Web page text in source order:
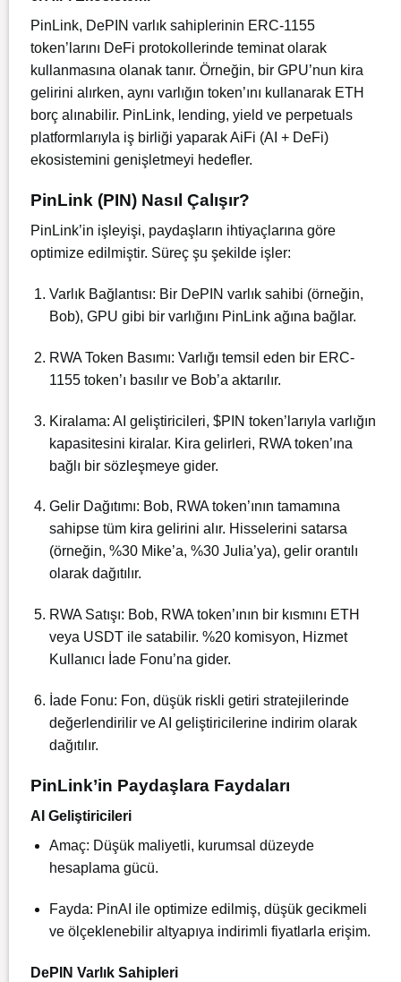
PinLink, DePIN varlık sahiplerinin ERC-1155
token’larını DeFi protokollerinde teminat olarak
kullanmasına olanak tanır. Örneğin, bir GPU’nun kira
gelirini alırken, aynı varlığın token’ını kullanarak ETH
borç alınabilir. PinLink, lending, yield ve perpetuals
platformlarıyla iş birliği yaparak AiFi (AI + DeFi)
ekosistemini genişletmeyi hedefler.
PinLink (PIN) Nasıl Çalışır?
PinLink’in işleyişi, paydaşların ihtiyaçlarına göre
optimize edilmiştir. Süreç şu şekilde işler:
Varlık Bağlantısı: Bir DePIN varlık sahibi (örneğin,
Bob), GPU gibi bir varlığını PinLink ağına bağlar.
RWA Token Basımı: Varlığı temsil eden bir ERC-
1155 token’ı basılır ve Bob’a aktarılır.
Kiralama: AI geliştiricileri, $PIN token’larıyla varlığın
kapasitesini kiralar. Kira gelirleri, RWA token’ına
bağlı bir sözleşmeye gider.
Gelir Dağıtımı: Bob, RWA token’ının tamamına
sahipse tüm kira gelirini alır. Hisselerini satarsa
(örneğin, %30 Mike’a, %30 Julia’ya), gelir orantılı
olarak dağıtılır.
RWA Satışı: Bob, RWA token’ının bir kısmını ETH
veya USDT ile satabilir. %20 komisyon, Hizmet
Kullanıcı İade Fonu’na gider.
İade Fonu: Fon, düşük riskli getiri stratejilerinde
değerlendirilir ve AI geliştiricilerine indirim olarak
dağıtılır.
PinLink’in Paydaşlara Faydaları
AI Geliştiricileri
Amaç: Düşük maliyetli, kurumsal düzeyde
hesaplama gücü.
Fayda: PinAI ile optimize edilmiş, düşük gecikmeli
ve ölçeklenebilir altyapıya indirimli fiyatlarla erişim.
DePIN Varlık Sahipleri